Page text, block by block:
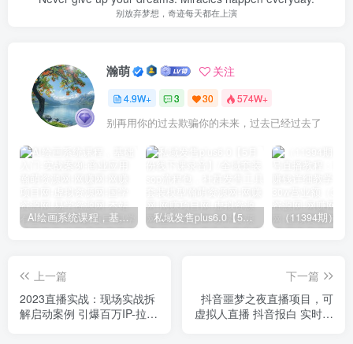
别放弃梦想，奇迹每天都在上演
瀚萌 关注
4.9W+ 3 30 574W+
别再用你的过去欺骗你的未来，过去已经过去了
AI绘画系统课程，基础入门-实战案例-商业应用 私域发售plus6.0【5月份线下课录音】/全域套装sop流程包，社群发售工具套装模型
上一篇
2023直播实战：现场实战拆
解启动案例 引爆百万IP-拉爆
下一篇
抖音噩梦之夜直播项目，可
虚拟人直播 抖音报白 实时互